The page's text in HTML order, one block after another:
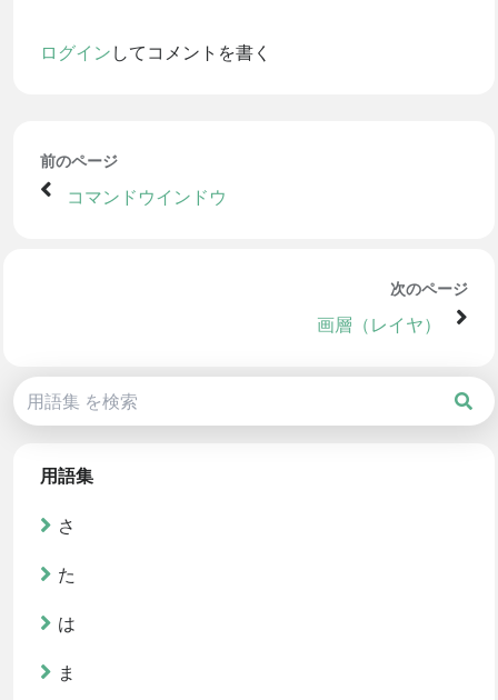
ログインしてコメントを書く
前のページ
コマンドウインドウ
次のページ
画層（レイヤ）
用語集
さ
た
は
ま